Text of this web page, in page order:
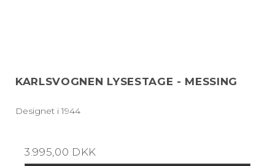
KARLSVOGNEN LYSESTAGE - MESSING
Designet i 1944
3.995,00 DKK